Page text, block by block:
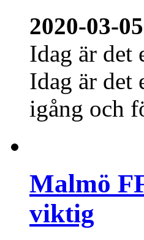
2020-03-
Idag är det
Idag är det
igång och
Malmö
viktig